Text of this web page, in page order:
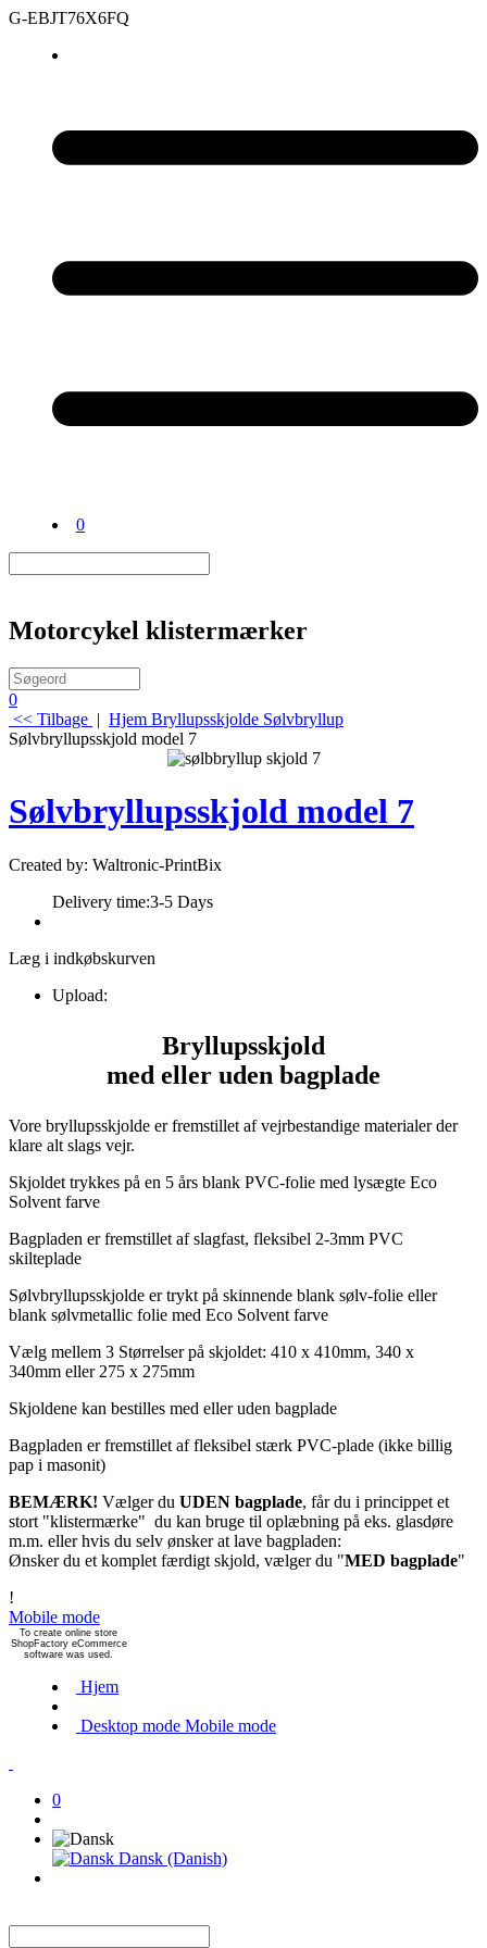
G-EBJT76X6FQ
0
Motorcykel klistermærker
0
<< Tilbage | Hjem Bryllupsskjolde Sølvbryllup
Sølvbryllupsskjold model 7
Sølvbryllupsskjold model 7
Created by: Waltronic-PrintBix
Delivery time:3-5 Days
Læg i indkøbskurven
Upload:
Bryllupsskjold
med eller uden bagplade
Vore bryllupsskjolde er fremstillet af vejrbestandige materialer der
klare alt slags vejr.
Skjoldet trykkes på en 5 års blank PVC-folie med lysægte Eco
Solvent farve
Bagpladen er fremstillet af slagfast, fleksibel 2-3mm PVC
skilteplade
Sølvbryllupsskjolde er trykt på skinnende blank sølv-folie eller
blank sølvmetallic folie med Eco Solvent farve
Vælg mellem 3 Størrelser på skjoldet: 410 x 410mm, 340 x
340mm eller 275 x 275mm
Skjoldene kan bestilles med eller uden bagplade
Bagpladen er fremstillet af fleksibel stærk PVC-plade (ikke billig
pap i masonit)
BEMÆRK! Vælger du UDEN bagplade, får du i princippet et
stort "klistermærke" du kan bruge til oplæbning på eks. glasdøre
m.m. eller hvis du selv ønsker at lave bagpladen:
Ønsker du et komplet færdigt skjold, vælger du "MED bagplade"
!
Mobile mode
To create online store
ShopFactory eCommerce
software was used.
Hjem
Desktop mode Mobile mode
0
Dansk (Danish)